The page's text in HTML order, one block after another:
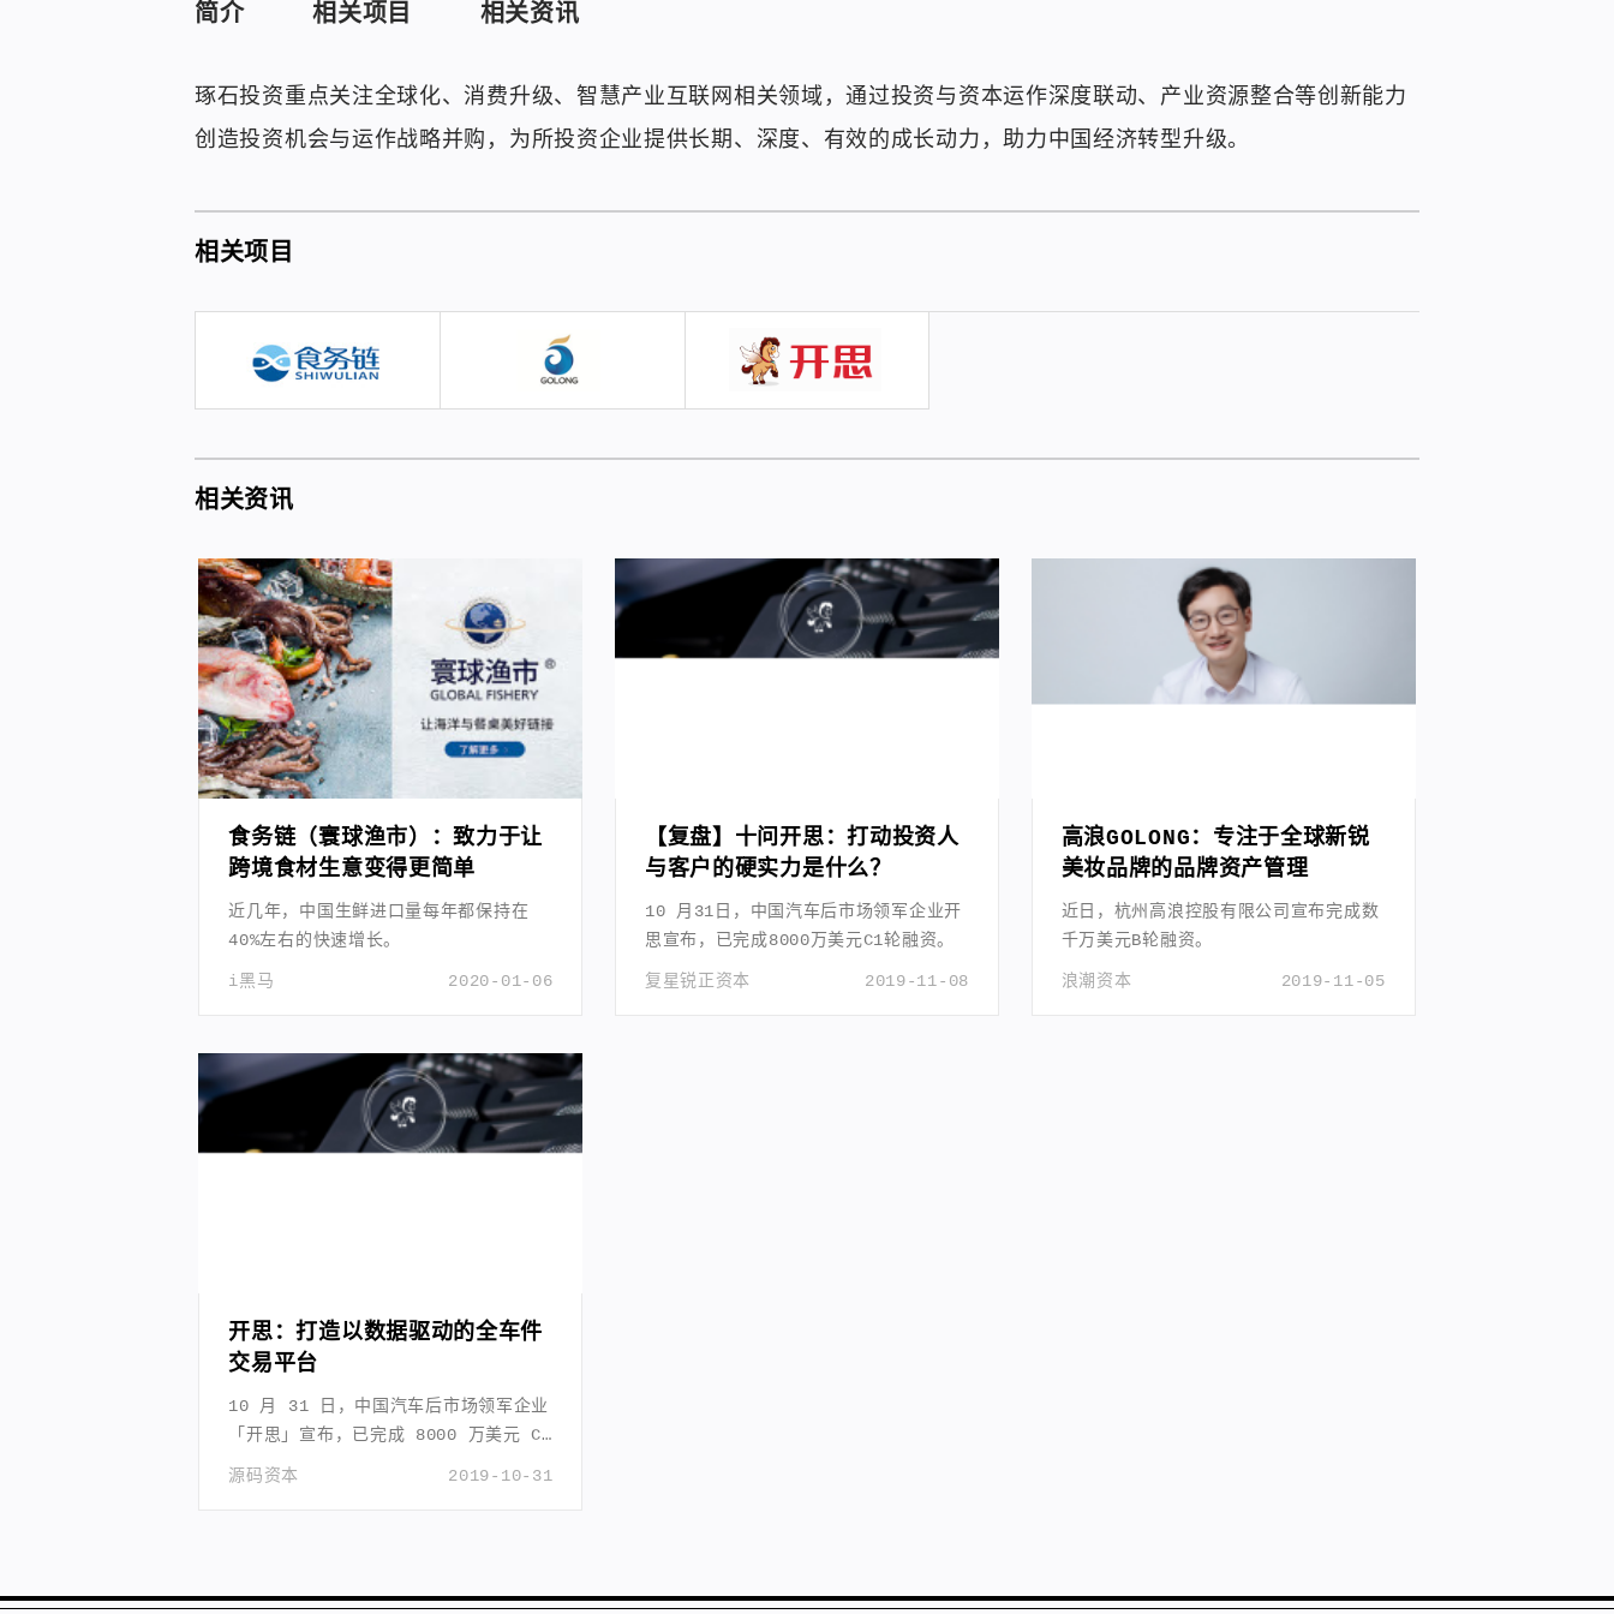
简介 相关项目 相关资讯
琢石投资重点关注全球化、消费升级、智慧产业互联网相关领域，通过投资与资本运作深度联动、产业资源整合等创新能力
创造投资机会与运作战略并购，为所投资企业提供长期、深度、有效的成长动力，助力中国经济转型升级。
相关项目
相关资讯
食务链（寰球渔市）：致力于让
跨境食材生意变得更简单
近几年，中国生鲜进口量每年都保持在
40%左右的快速增长。
2020-01-06
i黑马
【复盘】十问开思：打动投资人
与客户的硬实力是什么？
10 月31日，中国汽车后市场领军企业开
思宣布，已完成8000万美元C1轮融资。
2019-11-08
复星锐正资本
高浪GOLONG：专注于全球新锐
美妆品牌的品牌资产管理
近日，杭州高浪控股有限公司宣布完成数
千万美元B轮融资。
2019-11-05
浪潮资本
开思：打造以数据驱动的全车件
交易平台
10 月 31 日，中国汽车后市场领军企业
「开思」宣布，已完成 8000 万美元 C1
轮融资。
2019-10-31
源码资本